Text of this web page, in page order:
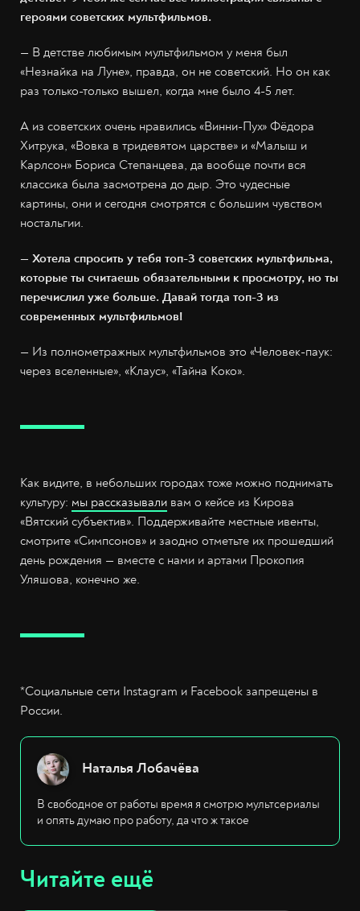
героями советских мультфильмов.
— В детстве любимым мультфильмом у меня был
«Незнайка на Луне», правда, он не советский. Но он как
раз только-только вышел, когда мне было 4-5 лет.
А из советских очень нравились «Винни-Пух» Фёдора
Хитрука, «Вовка в тридевятом царстве» и «Малыш и
Карлсон» Бориса Степанцева, да вообще почти вся
классика была засмотрена до дыр. Это чудесные
картины, они и сегодня смотрятся с большим чувством
ностальгии.
— Хотела спросить у тебя топ-3 советских мультфильма,
которые ты считаешь обязательными к просмотру, но ты
перечислил уже больше. Давай тогда топ-3 из
современных мультфильмов!
— Из полнометражных мультфильмов это «Человек-паук:
через вселенные», «Клаус», «Тайна Коко».
Как видите, в небольших городах тоже можно поднимать
культуру: мы рассказывали вам о кейсе из Кирова
«Вятский субъектив». Поддерживайте местные ивенты,
смотрите «Симпсонов» и заодно отметьте их прошедший
день рождения — вместе с нами и артами Прокопия
Уляшова, конечно же.
*Социальные сети Instagram и Facebook запрещены в
России.
Наталья Лобачёва
В свободное от работы время я смотрю мультсериалы
и опять думаю про работу, да что ж такое
Читайте ещё